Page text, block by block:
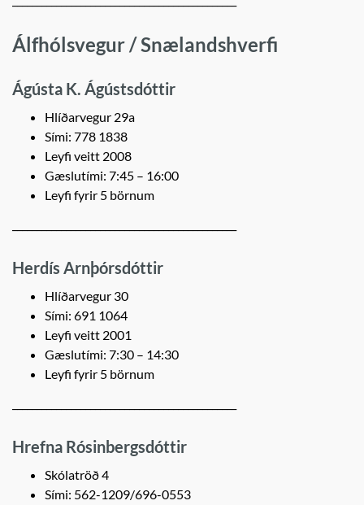
Álfhólsvegur / Snælandshverfi
Ágústa K. Ágústsdóttir
Hlíðarvegur 29a
Sími: 778 1838
Leyfi veitt 2008
Gæslutími: 7:45 – 16:00
Leyfi fyrir 5 börnum
Herdís Arnþórsdóttir
Hlíðarvegur 30
Sími: 691 1064
Leyfi veitt 2001
Gæslutími: 7:30 – 14:30
Leyfi fyrir 5 börnum
Hrefna Rósinbergsdóttir
Skólatröð 4
Sími: 562-1209/696-0553